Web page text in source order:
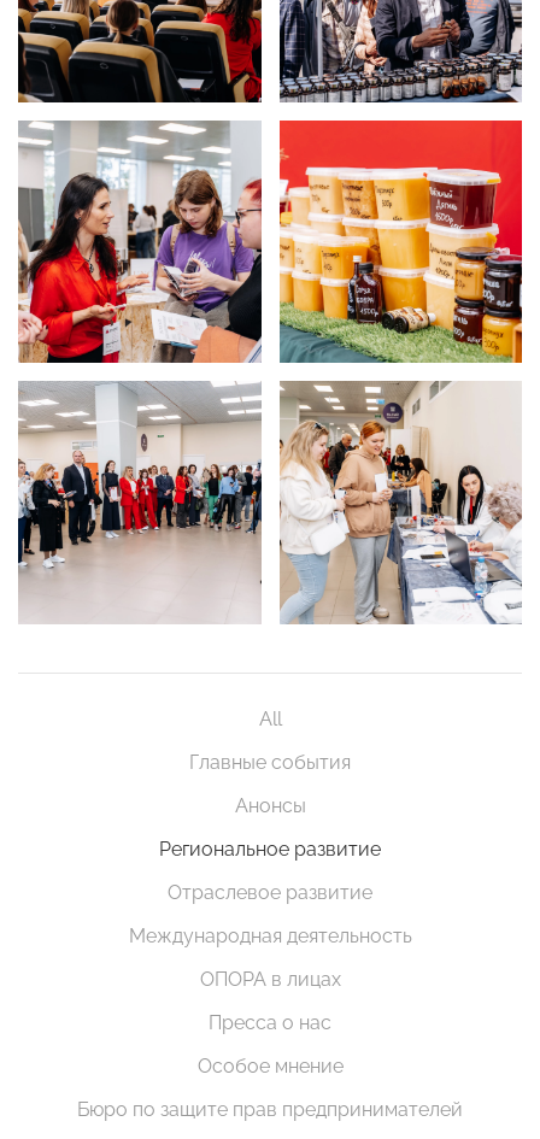
All
Главные события
Анонсы
Региональное развитие
Отраслевое развитие
Международная деятельность
ОПОРА в лицах
Пресса о нас
Особое мнение
Бюро по защите прав предпринимателей